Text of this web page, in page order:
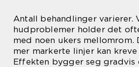
Antall behandlinger varierer.
hudproblemer holder det
med noen ukers mellomrom.
mer markerte linjer kan
Effekten bygger seg